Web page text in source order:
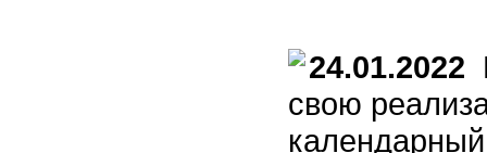
24.01.2022
свою